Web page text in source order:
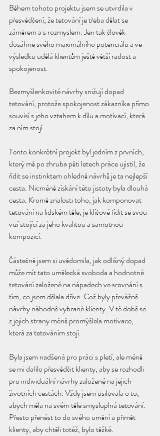
Během tohoto projektu jsem se utvrdila v
přesvědčení, že tetování je třeba dělat se
záměrem a s rozmyslem. Jen tak člověk
dosáhne svého maximálního potenciálu a ve
výsledku udělá klientům ještě větší radost a
spokojenost.
Bezmyšlenkovité návrhy snižují dopad
tetování, protože spokojenost zákazníka přímo
souvisí s jeho vztahem k dílu a motivací, která
za ním stojí.
Tento konkrétní projekt byl jedním z prvních,
který mě po zhruba pěti letech práce ujistil, že
řídit se instinktem ohledně návrhů je ta nejlepší
cesta. Nicméně získání této jistoty byla dlouhá
cesta. Kromě znalosti toho, jak komponovat
tetování na lidském těle, je klíčové řídit se svou
vizí stojící za jeho kvalitou a samotnou
kompozicí.
Částečně jsem si uvědomila, jak odlišný dopad
může mít tato umělecká svoboda a hodnotné
tetování založené na nápadech ve srovnání s
tím, co jsem dělala dříve. Což byly převážně
návrhy náhodně vybrané klienty. V té době se
z jejich strany méně promýšlela motivace,
která za tetováním stojí.
Byla jsem nadšená pro práci s pletí, ale méně
se mi dařilo přesvědčit klienty, aby se rozhodli
pro individuální návrhy založené na jejich
životních cestách. Vždy jsem usilovala o to,
abych měla na svém těle smysluplná tetování.
Přesto přenést to do svého umění a přimět
klienty, aby chtěli totéž, bylo těžké.